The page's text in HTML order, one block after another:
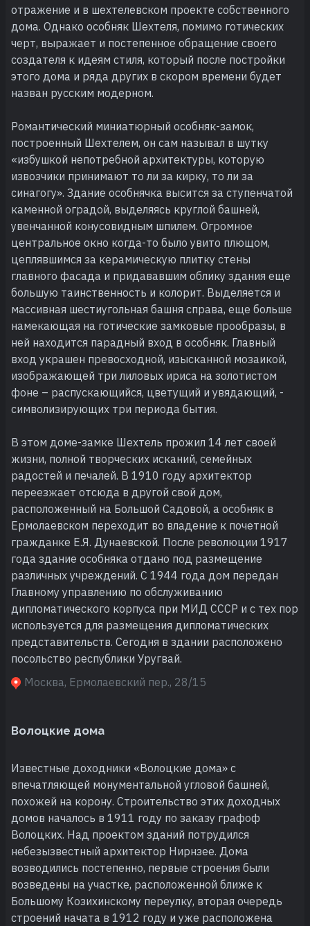
отражение и в шехтелевском проекте собственного
дома. Однако особняк Шехтеля, помимо готических
черт, выражает и постепенное обращение своего
создателя к идеям стиля, который после постройки
этого дома и ряда других в скором времени будет
назван русским модерном.
Романтический миниатюрный особняк-замок,
построенный Шехтелем, он сам называл в шутку
«избушкой непотребной архитектуры, которую
извозчики принимают то ли за кирку, то ли за
синагогу». Здание особнячка высится за ступенчатой
каменной оградой, выделяясь круглой башней,
увенчанной конусовидным шпилем. Огромное
центральное окно когда-то было увито плющом,
цеплявшимся за керамическую плитку стены
главного фасада и придававшим облику здания еще
большую таинственность и колорит. Выделяется и
массивная шестиугольная башня справа, еще больше
намекающая на готические замковые прообразы, в
ней находится парадный вход в особняк. Главный
вход украшен превосходной, изысканной мозаикой,
изображающей три лиловых ириса на золотистом
фоне – распускающийся, цветущий и увядающий, -
символизирующих три периода бытия.
В этом доме-замке Шехтель прожил 14 лет своей
жизни, полной творческих исканий, семейных
радостей и печалей. В 1910 году архитектор
переезжает отсюда в другой свой дом,
расположенный на Большой Садовой, а особняк в
Ермолаевском переходит во владение к почетной
гражданке Е.Я. Дунаевской. После революции 1917
года здание особняка отдано под размещение
различных учреждений. С 1944 года дом передан
Главному управлению по обслуживанию
дипломатического корпуса при МИД СССР и с тех пор
используется для размещения дипломатических
представительств. Сегодня в здании расположено
посольство республики Уругвай.
Москва, Ермолаевский пер., 28/15
Волоцкие дома
Известные доходники «Волоцкие дома» с
впечатляющей монументальной угловой башней,
похожей на корону. Строительство этих доходных
домов началось в 1911 году по заказу графоф
Волоцких. Над проектом зданий потрудился
небезызвестный архитектор Нирнзее. Дома
возводились постепенно, первые строения были
возведены на участке, расположенной ближе к
Большому Козихинскому переулку, вторая очередь
строений начата в 1912 году и уже расположена